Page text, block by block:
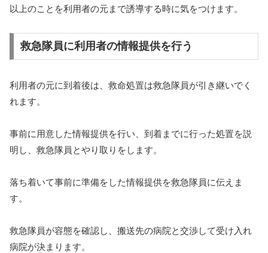
以上のことを利用者の元まで誘導する時に気をつけます。
救急隊員に利用者の情報提供を行う
利用者の元に到着後は、救命処置は救急隊員が引き継いでく
れます。
事前に用意した情報提供を行い、到着までに行った処置を説
明し、救急隊員とやり取りをします。
落ち着いて事前に準備をした情報提供を救急隊員に伝えま
す。
救急隊員が容態を確認し、搬送先の病院と交渉して受け入れ
病院が決まります。